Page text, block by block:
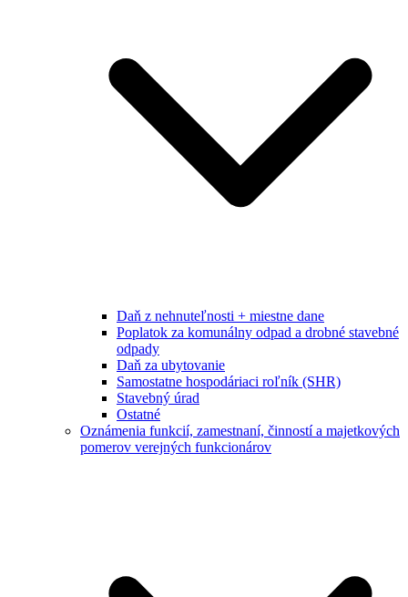
Daň z nehnuteľnosti + miestne dane
Poplatok za komunálny odpad a drobné stavebné
odpady
Daň za ubytovanie
Samostatne hospodáriaci roľník (SHR)
Stavebný úrad
Ostatné
Oznámenia funkcií, zamestnaní, činností a majetkových
pomerov verejných funkcionárov